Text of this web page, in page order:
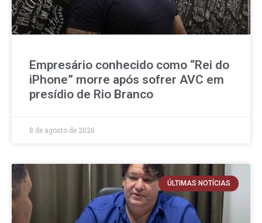
Empresário conhecido como “Rei do
iPhone” morre após sofrer AVC em
presídio de Rio Branco
8 de agosto de 2026
ÚLTIMAS NOTÍCIAS